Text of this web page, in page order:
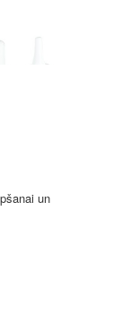
un